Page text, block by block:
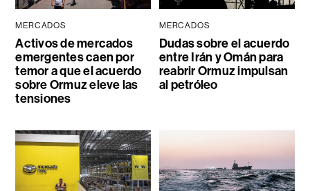
MERCADOS
Activos de mercados
emergentes caen por
temor a que el acuerdo
sobre Ormuz eleve las
tensiones
MERCADOS
Dudas sobre el acuerdo
entre Irán y Omán para
reabrir Ormuz impulsan
al petróleo